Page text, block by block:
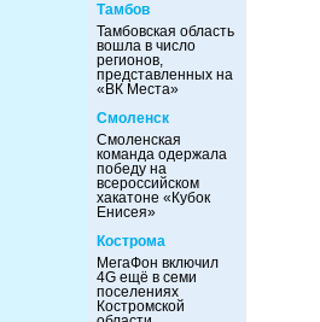
Тамбов
Тамбовская область
вошла в число
регионов,
представленных на
«ВК Места»
Смоленск
Смоленская
команда одержала
победу на
всероссийском
хакатоне «Кубок
Енисея»
Кострома
МегаФон включил
4G ещё в семи
поселениях
Костромской